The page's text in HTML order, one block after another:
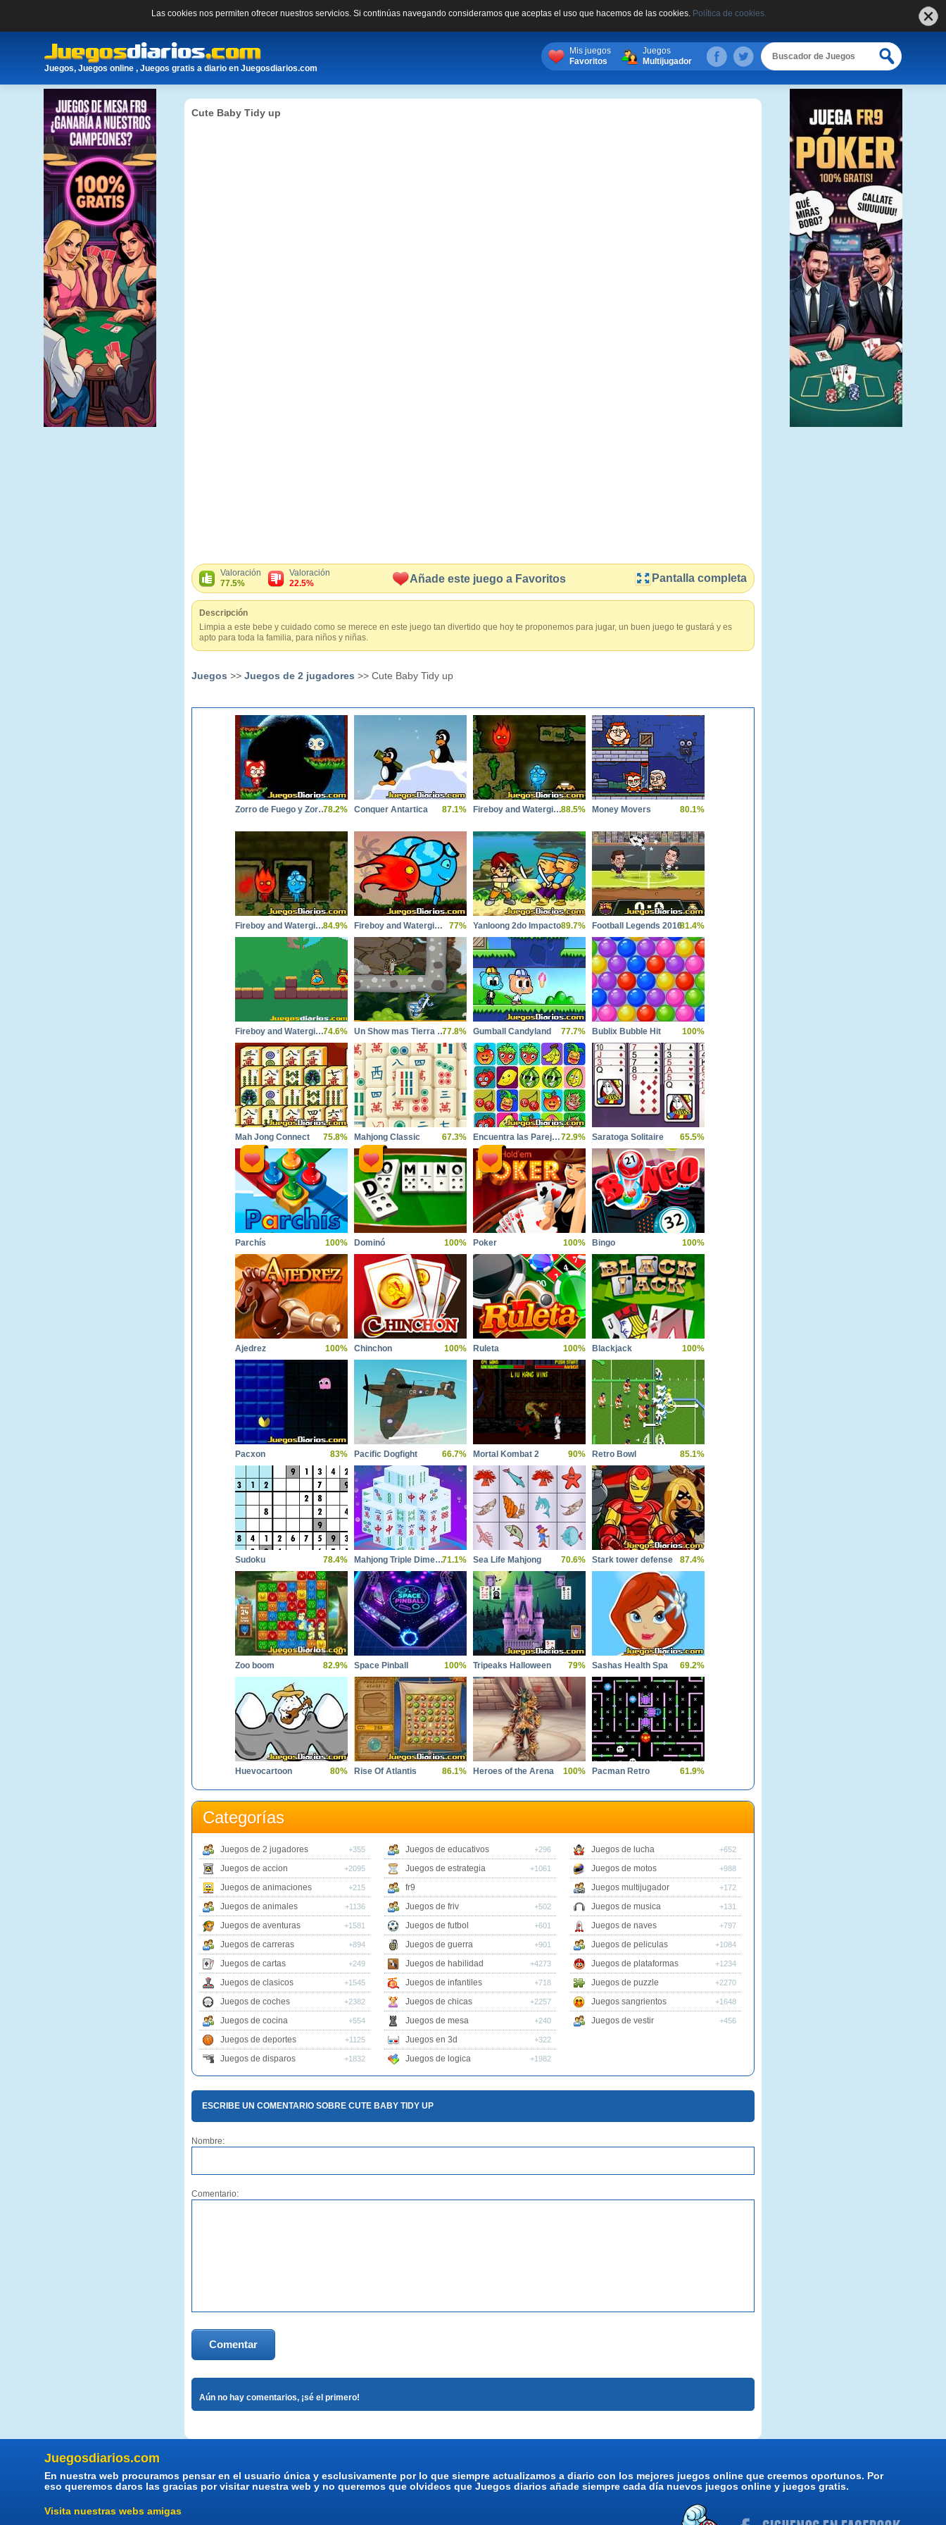
Las cookies nos permiten ofrecer nuestros servicios. Si continúas navegando consideramos que aceptas el uso que hacemos de las cookies. Política de cookies.
Juegos, Juegos online , Juegos gratis a diario en Juegosdiarios.com
Mis juegos
Favoritos
Juegos
Multijugador
Cute Baby Tidy up
Valoración
77.5%
Valoración
22.5%
Añade este juego a Favoritos Pantalla completa
Descripción
Limpia a este bebe y cuidado como se merece en este juego tan divertido que hoy te proponemos para jugar, un buen juego te gustará y es
apto para toda la familia, para niños y niñas.
Juegos >> Juegos de 2 jugadores >> Cute Baby Tidy up
Zorro de Fuego y Zorro de Hielo78.2% Conquer Antartica 87.1% Fireboy and Watergirl 288.5% Money Movers 80.1%
Fireboy and Watergirl 384.9% Fireboy and Watergirl 6 77% Yanloong 2do Impacto89.7% Football Legends 201681.4%
Fireboy and Watergirl Treasure Addicts74.6% Un Show mas Tierra Perdida77.8% Gumball Candyland 77.7% Bublix Bubble Hit 100%
Mah Jong Connect 75.8% Mahjong Classic 67.3% Encuentra las Parejas Frutas72.9% Saratoga Solitaire 65.5%
Parchís 100% Dominó 100% Poker 100% Bingo 100%
Ajedrez 100% Chinchon 100% Ruleta 100% Blackjack 100%
Pacxon 83% Pacific Dogfight 66.7% Mortal Kombat 2 90% Retro Bowl 85.1%
Sudoku 78.4% Mahjong Triple Dimensions71.1% Sea Life Mahjong 70.6% Stark tower defense 87.4%
Zoo boom 82.9% Space Pinball 100% Tripeaks Halloween 79% Sashas Health Spa 69.2%
Huevocartoon 80% Rise Of Atlantis 86.1% Heroes of the Arena 100% Pacman Retro 61.9%
Categorías
Juegos de 2 jugadores +355
Juegos de accion +2095
Juegos de animaciones +215
Juegos de animales +1136
Juegos de aventuras +1581
Juegos de carreras +894
Juegos de cartas +249
Juegos de clasicos +1545
Juegos de coches +2382
Juegos de cocina +554
Juegos de deportes +1125
Juegos de disparos +1832
Juegos de educativos +296
Juegos de estrategia +1061
fr9
Juegos de friv
+502
Juegos de futbol +601
Juegos de guerra +901
Juegos de habilidad +4273
Juegos de infantiles +718
Juegos de chicas +2257
Juegos de mesa +240
Juegos en 3d +322
Juegos de logica +1982
Juegos de lucha +652
Juegos de motos +988
Juegos multijugador +172
Juegos de musica +131
Juegos de naves +797
Juegos de peliculas +1084
Juegos de plataformas +1234
Juegos de puzzle +2270
Juegos sangrientos +1648
Juegos de vestir +456
ESCRIBE UN COMENTARIO SOBRE CUTE BABY TIDY UP
Nombre:
Comentario:
Comentar
Aún no hay comentarios, ¡sé el primero!
Juegosdiarios.com
En nuestra web procuramos pensar en el usuario única y esclusivamente por lo que siempre actualizamos a diario con los mejores juegos online que creemos oportunos. Por
eso queremos daros las gracias por visitar nuestra web y no queremos que olvideos que Juegos diarios añade siempre cada día nuevos juegos online y juegos gratis.
Visita nuestras webs amigas